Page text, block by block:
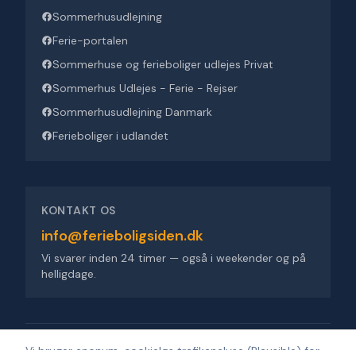
Sommerhusudlejning
Ferie-portalen
Sommerhuse og ferieboliger udlejes Privat
Sommerhus Udlejes - Ferie - Rejser
Sommerhusudlejning Danmark
Ferieboliger i udlandet
KONTAKT OS
info@ferieboligsiden.dk
Vi svarer inden 24 timer — også i weekender og på
helligdage.